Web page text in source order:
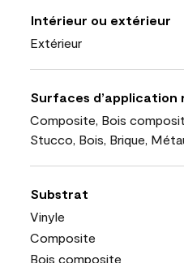
Intérieur ou extérieur
Extérieur
Surfaces d’application
Composite, Bois
Stucco, Bois, Brique,
Substrat
Vinyle
Composite
Bois composite